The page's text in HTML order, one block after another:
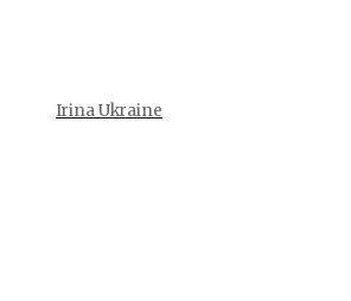
Irina Ukraine